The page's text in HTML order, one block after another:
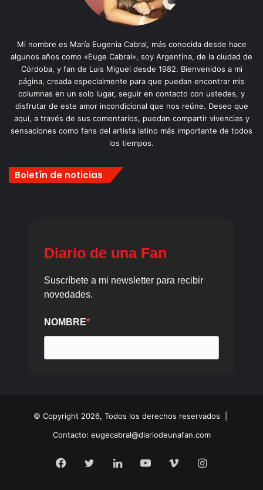
Mi nombre es María Eugenia Cabral, más conocida desde hace
algunos años como «Euge Cabral», soy Argentina, de la ciudad de
Córdoba, y fan de Luis Miguel desde 1982. Bienvenidos a mi
página, creada especialmente para que puedan encontrar mis
columnas en un solo lugar, seguir en contacto con ustedes, y
disfrutar de este amor incondicional que nos reúne. Deseo que
aquí, a través de sus comentarios, puedan compartir vivencias y
sensaciones como fans del artista latino más importante de todos
los tiempos.
Boletín de noticias
© Copyright 2026, Todos los derechos reservados |
Contacto: eugecabral@diariodeunafan.com
Facebook
TwitterLinkedInYouTubeVimeoInstagram